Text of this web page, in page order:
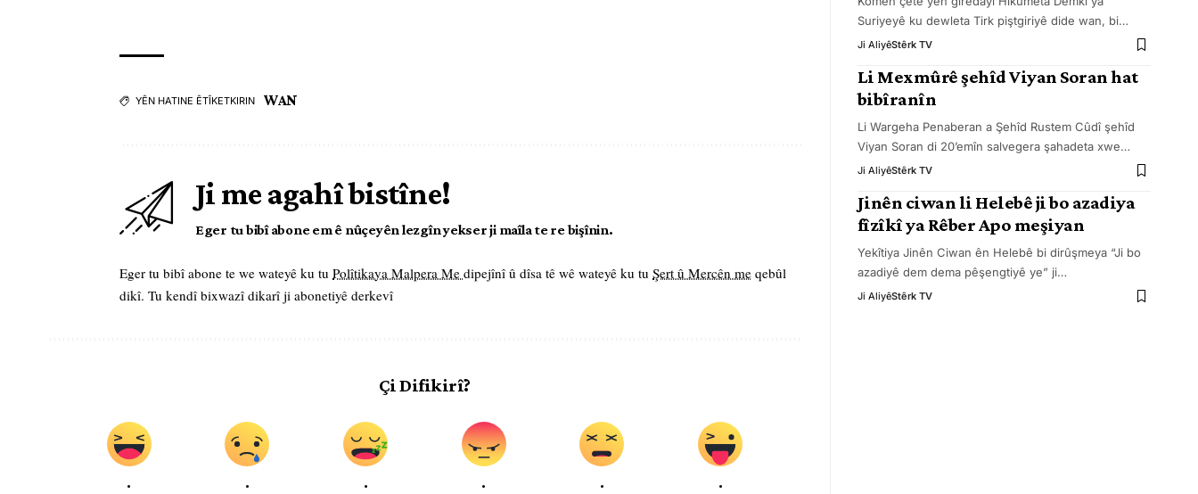
YÊN HATINE ÊTÎKETKIRIN WAN
Ji me agahî bistîne!
Eger tu bibî abone em ê nûçeyên lezgîn yekser ji maîla te re bişînin.
Eger tu bibî abone te we wateyê ku tu Polîtikaya Malpera Me dipejînî û dîsa tê wê wateyê ku tu Şert û Mercên me qebûl
dikî. Tu kendî bixwazî dikarî ji abonetiyê derkevî
Çi Difikirî?
. . . . . .
Suriyeyê ku dewleta Tirk piştgiriyê dide wan, bi…
Ji AliyêStêrk TV
Li Mexmûrê şehîd Viyan Soran hat
bibîranîn
Li Wargeha Penaberan a Şehîd Rustem Cûdî şehîd
Viyan Soran di 20’emîn salvegera şahadeta xwe…
Ji AliyêStêrk TV
Jinên ciwan li Helebê ji bo azadiya
fîzîkî ya Rêber Apo meşiyan
Yekîtiya Jinên Ciwan ên Helebê bi dirûşmeya “Ji bo
azadiyê dem dema pêşengtiyê ye” ji…
Ji AliyêStêrk TV